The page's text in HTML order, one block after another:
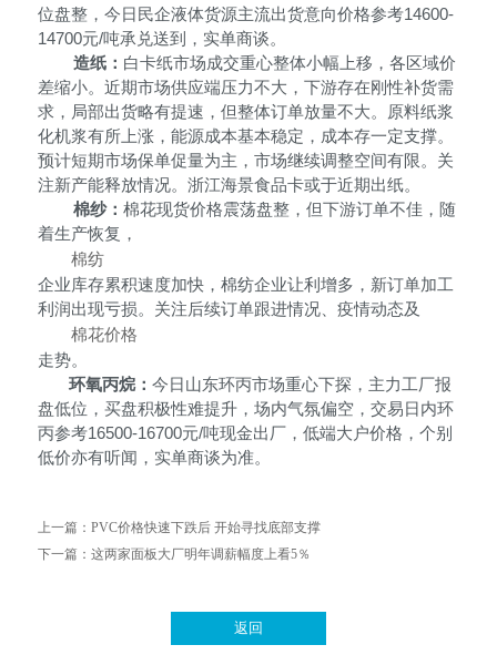
位盘整，今日民企液体货源主流出货意向价格参考14600-
14700元/吨承兑送到，实单商谈。
造纸： 白卡纸市场成交重心整体小幅上移，各区域价
差缩小。近期市场供应端压力不大，下游存在刚性补货需
求，局部出货略有提速，但整体订单放量不大。原料纸浆
化机浆有所上涨，能源成本基本稳定，成本存一定支撑。
预计短期市场保单促量为主，市场继续调整空间有限。关
注新产能释放情况。浙江海景食品卡或于近期出纸。
棉纱： 棉花现货价格震荡盘整，但下游订单不佳，随
着生产恢复，
棉纺
企业库存累积速度加快，棉纺企业让利增多，新订单加工
利润出现亏损。关注后续订单跟进情况、疫情动态及
棉花价格
走势。
环氧丙烷： 今日山东环丙市场重心下探，主力工厂报
盘低位，买盘积极性难提升，场内气氛偏空，交易日内环
丙参考16500-16700元/吨现金出厂，低端大户价格，个别
低价亦有听闻，实单商谈为准。
上一篇： PVC价格快速下跌后 开始寻找底部支撑
下一篇： 这两家面板大厂明年调薪幅度上看5％
返回